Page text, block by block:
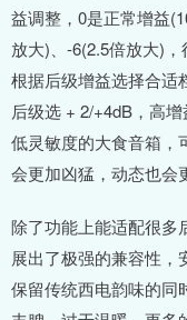
益调整，0是正常增益
放大)、-6(2.5倍放大)，
根据后级增益选择合适
后级选 + 2/+4dB，高
低灵敏度的大食音箱，
会更加凶猛，动态也会
除了功能上能适配很多
展出了极强的兼容性，
保留传统西电韵味的同